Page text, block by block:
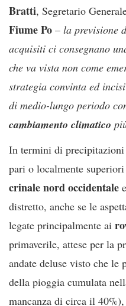
Bratti, Segretario
Fiume Po – la previsione
acquisiti ci consegnano
che va vista non come
strategia convinta ed
di medio-lungo periodo
cambiamento climatico
In termini di
pari o localmente
crinale nord occidentale
distretto, anche se le
legate principalmente ai
primaverile, attese per la
andate deluse visto che
della pioggia cumulata
mancanza di circa il